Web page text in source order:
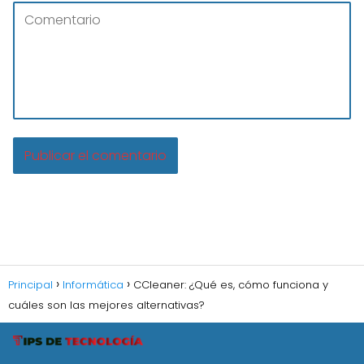
Principal Informática
CCleaner: ¿Qué es, cómo funciona y
cuáles son las mejores alternativas?